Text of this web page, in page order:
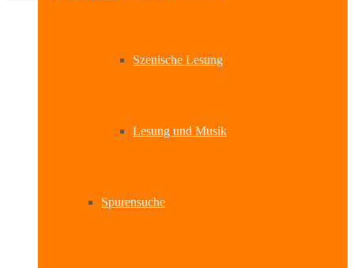
Szenische Lesung
Lesung und Musik
Spurensuche